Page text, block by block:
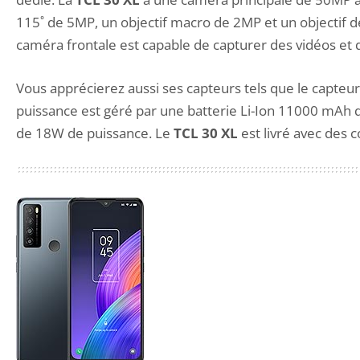
115˚ de 5MP, un objectif macro de 2MP et un
caméra frontale est capable de capturer des vidéos et
Vous apprécierez aussi ses capteurs tels que le
puissance est géré par une batterie Li-Ion 11000
de 18W de puissance. Le TCL 30 XL est livré avec des